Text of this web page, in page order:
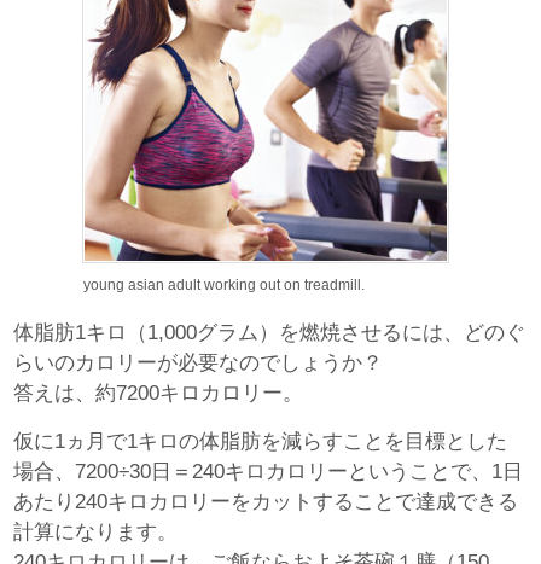
young asian adult working out on treadmill.
体脂肪1キロ（1,000グラム）を燃焼させるには、どのぐ
らいのカロリーが必要なのでしょうか？
答えは、約7200キロカロリー。
仮に1ヵ月で1キロの体脂肪を減らすことを目標とした
場合、7200÷30日＝240キロカロリーということで、1日
あたり240キロカロリーをカットすることで達成できる
計算になります。